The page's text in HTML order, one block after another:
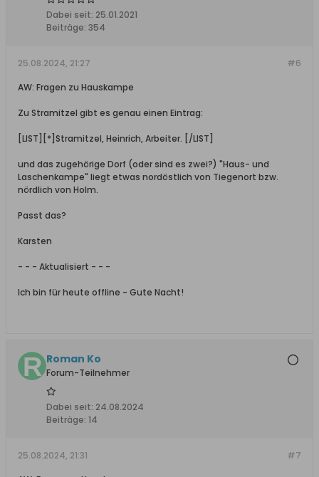
Dabei seit: 25.01.2021
Beiträge: 354
#6
25.08.2024, 21:27
AW: Fragen zu Hauskampe
Zu Stramitzel gibt es genau einen Eintrag:
[LIST][*]Stramitzel, Heinrich, Arbeiter. [/LIST]
und das zugehörige Dorf (oder sind es zwei?) "Haus- und
Laschenkampe" liegt etwas nordöstlich von Tiegenort bzw.
nördlich von Holm.
Passt das?
Karsten
- - - Aktualisiert - - -
Ich bin für heute offline - Gute Nacht!
Roman Ko
Forum-Teilnehmer
Dabei seit: 24.08.2024
Beiträge: 14
#7
25.08.2024, 21:31